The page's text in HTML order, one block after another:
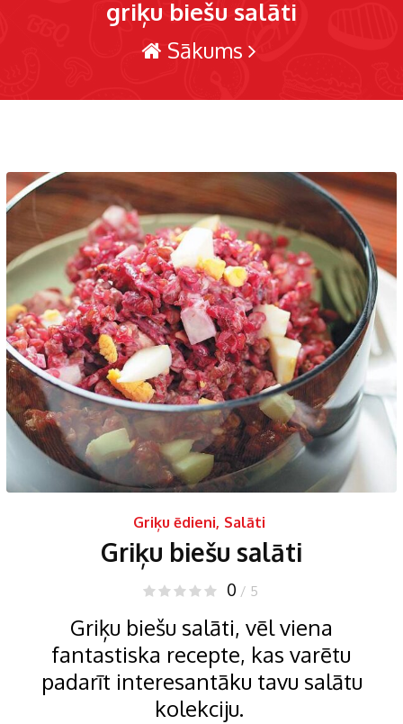
griķu biešu salāti
Sākums
Griķu ēdieni, Salāti
Griķu biešu salāti
0 / 5
Griķu biešu salāti, vēl viena
fantastiska recepte, kas varētu
padarīt interesantāku tavu salātu
kolekciju.